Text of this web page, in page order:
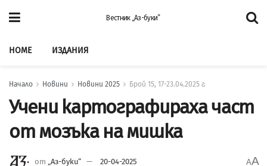
Вестник „Аз-буки”
HOME ИЗДАНИЯ
Начало Новини Новини 2025 Брой 15, 17-23.04.2025 г.
Учени картографираха част
от мозъка на мишка
от „Аз-буки“ 20-04-2025 AA